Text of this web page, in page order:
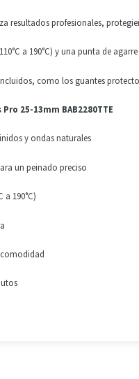
resultados profesionales,
a 190°C) y una punta de
como los guantes
Pro 25-13mm BAB2280TTE
y ondas naturales
un peinado preciso
190°C)